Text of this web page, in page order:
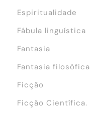
Espiritualidade
Fábula linguística
Fantasia
Fantasia filosófica
Ficção
Ficção Científica.